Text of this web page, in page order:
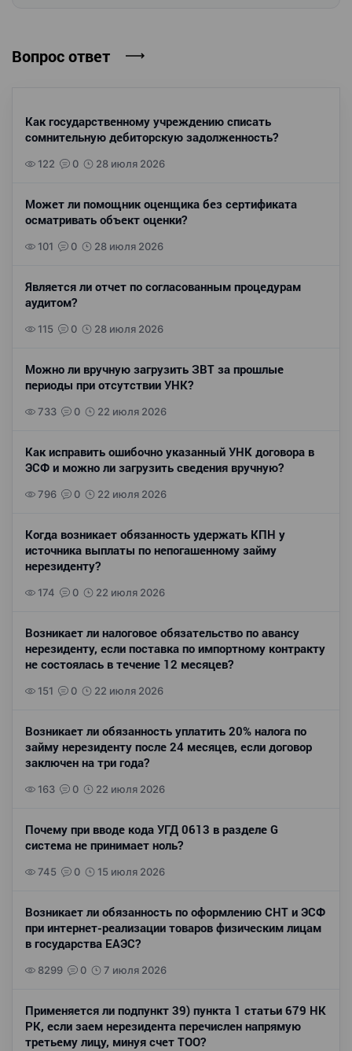
Вопрос ответ
Как государственному учреждению списать
сомнительную дебиторскую задолженность?
122 0 28 июля 2026
Может ли помощник оценщика без сертификата
осматривать объект оценки?
101 0 28 июля 2026
Является ли отчет по согласованным процедурам
аудитом?
115 0 28 июля 2026
Можно ли вручную загрузить ЗВТ за прошлые
периоды при отсутствии УНК?
733 0 22 июля 2026
Как исправить ошибочно указанный УНК договора в
ЭСФ и можно ли загрузить сведения вручную?
796 0 22 июля 2026
Когда возникает обязанность удержать КПН у
источника выплаты по непогашенному займу
нерезиденту?
174 0 22 июля 2026
Возникает ли налоговое обязательство по авансу
нерезиденту, если поставка по импортному контракту
не состоялась в течение 12 месяцев?
151 0 22 июля 2026
Возникает ли обязанность уплатить 20% налога по
займу нерезиденту после 24 месяцев, если договор
заключен на три года?
163 0 22 июля 2026
Почему при вводе кода УГД 0613 в разделе G
система не принимает ноль?
745 0 15 июля 2026
Возникает ли обязанность по оформлению СНТ и ЭСФ
при интернет-реализации товаров физическим лицам
в государства ЕАЭС?
8299 0 7 июля 2026
Применяется ли подпункт 39) пункта 1 статьи 679 НК
РК, если заем нерезидента перечислен напрямую
третьему лицу, минуя счет ТОО?